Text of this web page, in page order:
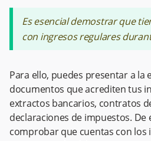
Es esencial demostrar que
con ingresos regulares
Para ello, puedes presentar a la
documentos que acrediten tus
extractos bancarios, contratos
declaraciones de impuestos. De
comprobar que cuentas con los